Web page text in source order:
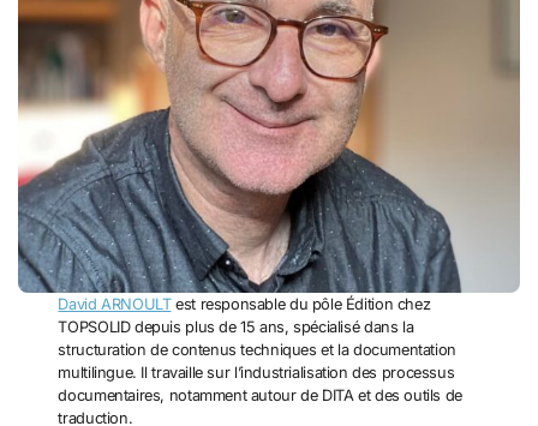
David ARNOULTest responsable du pôle Édition chez
TOPSOLID depuis plus de 15 ans, spécialisé dans la
structuration de contenus techniques et la documentation
multilingue. Il travaille sur l’industrialisation des processus
documentaires, notamment autour de DITA et des outils de
traduction.